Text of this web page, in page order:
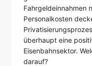
Fahrgeldeinnahmen
Personalkosten
überhaupt eine
Eisenbahnsektor.
darauf?